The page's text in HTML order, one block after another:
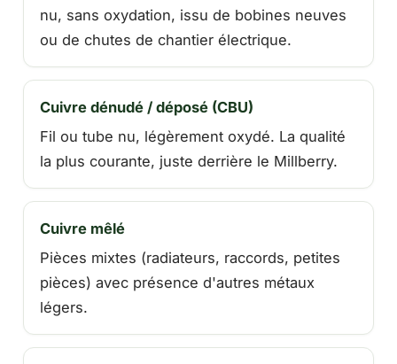
nu, sans oxydation, issu de bobines neuves
ou de chutes de chantier électrique.
Cuivre dénudé / déposé (CBU)
Fil ou tube nu, légèrement oxydé. La qualité
la plus courante, juste derrière le Millberry.
Cuivre mêlé
Pièces mixtes (radiateurs, raccords, petites
pièces) avec présence d'autres métaux
légers.